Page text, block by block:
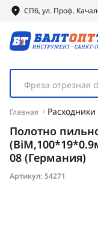
СПб, ул. Проф.
Фреза отрезная
Главная
Полотно
08 (Германия)
Артикул: 54271